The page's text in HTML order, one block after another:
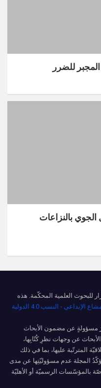
للضرر
الجوي بالنزاعات
للبحوث العلمية المحكّمة. هذه
رخصة المشاع الإبداعي - النسب 4.0 الدولية
مسؤولةٍ عن مضمون الأبحاث
الأبحاث عن وجهات نظرِ كُتّابِها،
المترتّبة عليها، بما في ذلك
المجلة عدم مسؤوليّتِها عن مدى
بالمؤسّسات الرسميّة أو الأهليّة